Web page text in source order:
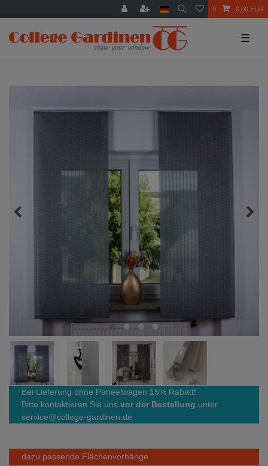
0 0,00 EUR
☰
Bei Lieferung ohne Paneelwagen 15% Rabatt!
Bitte kontaktieren Sie uns vor der Bestellung unter
service@college-gardinen.de
dazu passende Flächenvorhänge